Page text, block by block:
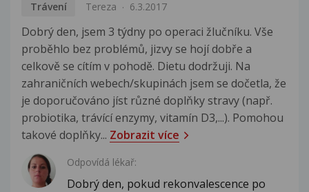
Trávení Tereza 6.3.2017
Dobrý den, jsem 3 týdny po operaci žlučníku. Vše
proběhlo bez problémů, jizvy se hojí dobře a
celkově se cítím v pohodě. Dietu dodržuji. Na
zahraničních webech/skupinách jsem se dočetla, že
je doporučováno jíst různé doplňky stravy (např.
probiotika, trávící enzymy, vitamín D3,...). Pomohou
takové doplňky... Zobrazit více
Odpovídá lékař:
Dobrý den, pokud rekonvalescence po